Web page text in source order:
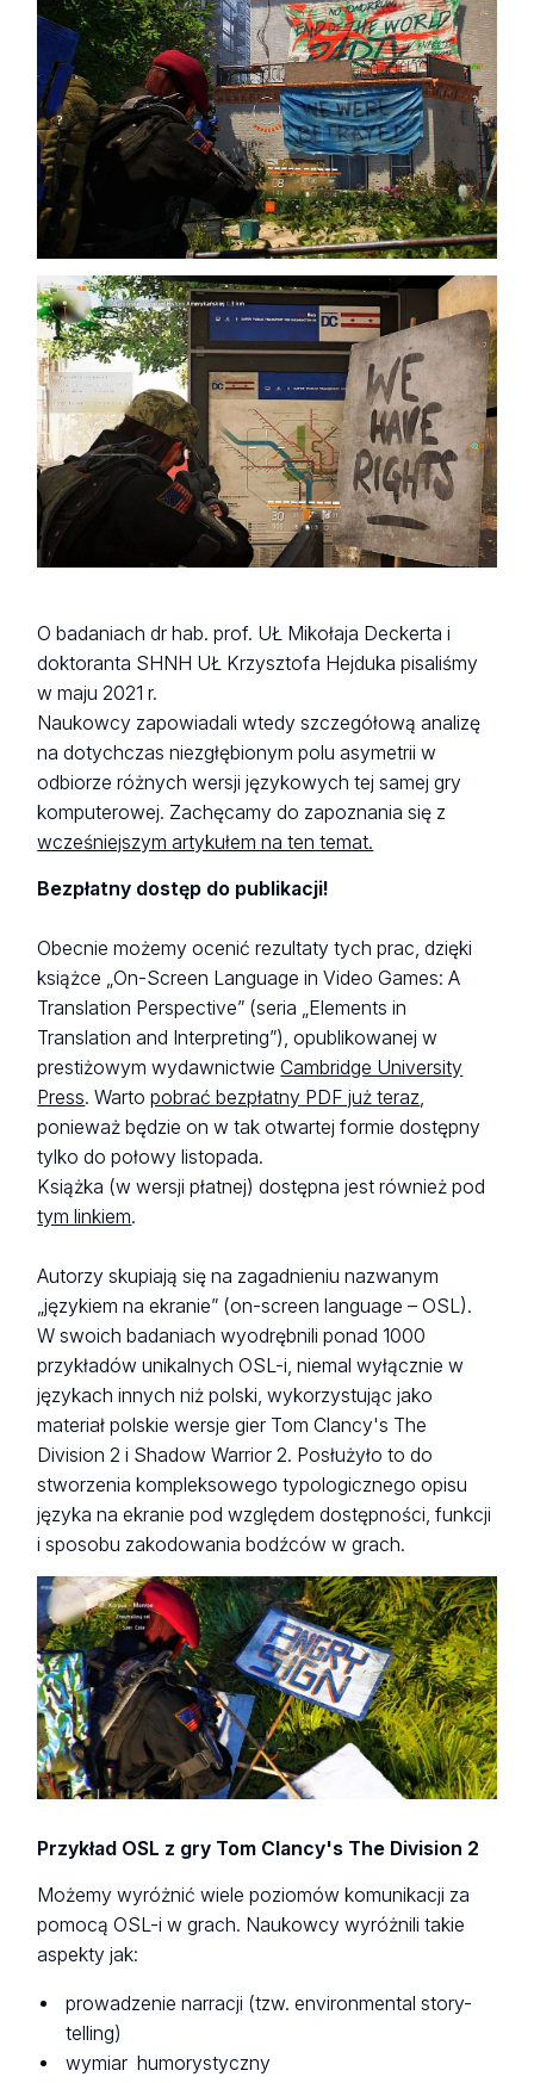
O badaniach dr hab. prof. UŁ Mikołaja Deckerta i
doktoranta SHNH UŁ Krzysztofa Hejduka pisaliśmy
w maju 2021 r.
Naukowcy zapowiadali wtedy szczegółową analizę
na dotychczas niezgłębionym polu asymetrii w
odbiorze różnych wersji językowych tej samej gry
komputerowej. Zachęcamy do zapoznania się z
wcześniejszym artykułem na ten temat.
Bezpłatny dostęp do publikacji!
Obecnie możemy ocenić rezultaty tych prac, dzięki
książce „On-Screen Language in Video Games: A
Translation Perspective” (seria „Elements in
Translation and Interpreting”), opublikowanej w
prestiżowym wydawnictwieCambridge University
Press. Wartopobrać bezpłatny PDF już teraz,
ponieważ będzie on w tak otwartej formie dostępny
tylko do połowy listopada.
Książka (w wersji płatnej) dostępna jest również pod
tym linkiem.
Autorzy skupiają się na zagadnieniu nazwanym
„językiem na ekranie” (on-screen language – OSL).
W swoich badaniach wyodrębnili ponad 1000
przykładów unikalnych OSL-i, niemal wyłącznie w
językach innych niż polski, wykorzystując jako
materiał polskie wersje gier Tom Clancy's The
Division 2 i Shadow Warrior 2. Posłużyło to do
stworzenia kompleksowego typologicznego opisu
języka na ekranie pod względem dostępności, funkcji
i sposobu zakodowania bodźców w grach.
Przykład OSL z gry Tom Clancy's The Division 2
Możemy wyróżnić wiele poziomów komunikacji za
pomocą OSL-i w grach. Naukowcy wyróżnili takie
aspekty jak:
prowadzenie narracji (tzw. environmental story-
telling)
wymiar humorystyczny